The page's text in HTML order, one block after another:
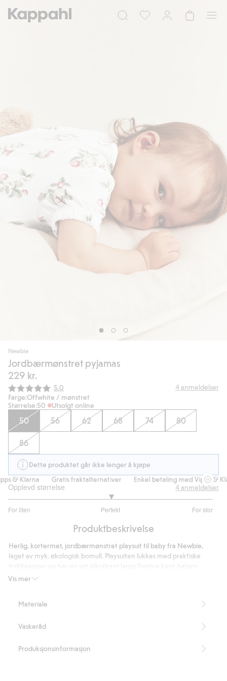
Newbie
Jordbærmønstret pyjamas
229 kr.
Gjennomsnittskarakter:
5.0 4anmeldelser
Farge:Offwhite / mønstret
Størrelse:50 Utsolgt online
50 56 62 68 74 80
86
Dette produktet går ikke lenger å kjøpe
& Klarna
Gratis fraktalternativer Enkel betaling med Vipps &
Opplevd størrelse
For liten Perfekt For stor
av
4
stemmer
4anmeldelser
Produktbeskrivelse
Vis mer
Herlig, kortermet, jordbærmønstret playsuit til baby fra Newbie,
laget av myk, økologisk bomull. Playsuiten lukkes med praktiske
ermene og benåpningene. En søt babyromper med korte ben som
Artikkelnummer
Materiale
Vaskeråd
Produksjonsinformasjon